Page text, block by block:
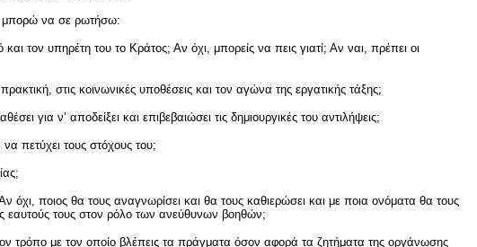
μπορώ να σε ρωτήσω:
τον υπηρέτη του το Κράτος; Αν όχι, μπορείς να πεις γιατί; Αν ναι, πρέπει οι
στις κοινωνικές υποθέσεις και τον αγώνα της εργατικής τάξης;
για ν’ αποδείξει και επιβεβαιώσει τις δημιουργικές του αντιλήψεις;
πετύχει τους στόχους του;
ποιος θα τους αναγνωρίσει και θα τους καθιερώσει και με ποια ονόματα θα τους
εαυτούς τους στον ρόλο των ανεύθυνων βοηθών;
τρόπο με τον οποίο βλέπεις τα πράγματα όσον αφορά τα ζητήματα της οργάνωσης